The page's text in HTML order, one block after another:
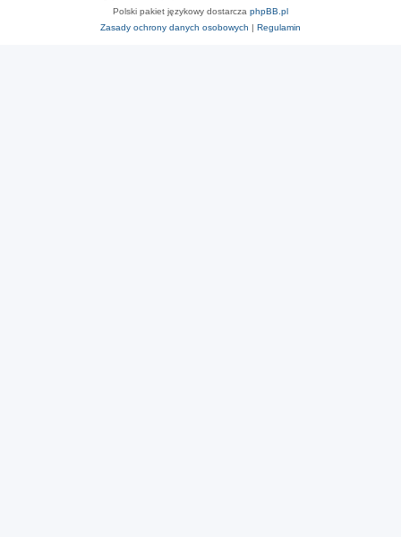
Polski pakiet językowy dostarcza phpBB.pl
Zasady ochrony danych osobowych | Regulamin